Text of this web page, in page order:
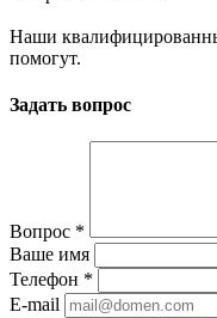
Наши
помогут.
Задать вопрос
Вопрос *
Ваше имя
Телефон *
E-mail